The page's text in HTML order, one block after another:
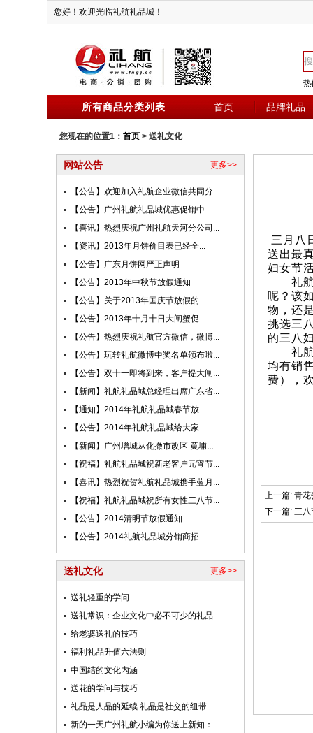
您好！欢迎光临礼航礼品城！
所有商品分类列表 首页 品牌礼品
您现在的位置1： 首页 > 送礼文化
更多>>
网站公告
【公告】欢迎加入礼航企业微信共同分...
【公告】广州礼航礼品城优惠促销中
【喜讯】热烈庆祝广州礼航天河分公司...
【资讯】2013年月饼价目表已经全...
【公告】广东月饼网严正声明
【公告】2013年中秋节放假通知
【公告】关于2013年国庆节放假的...
【公告】2013年十月十日大闸蟹促...
【公告】热烈庆祝礼航官方微信，微博...
【公告】玩转礼航微博中奖名单颁布啦...
【公告】双十一即将到来，客户提大闸...
【新闻】礼航礼品城总经理出席广东省...
【通知】2014年礼航礼品城春节放...
【公告】2014年礼航礼品城给大家...
【新闻】广州增城从化撤市改区 黄埔...
【祝福】礼航礼品城祝新老客户元宵节...
【喜讯】热烈祝贺礼航礼品城携手蓝月...
【祝福】礼航礼品城祝所有女性三八节...
【公告】2014清明节放假通知
【公告】2014礼航礼品城分销商招...
更多>>
送礼文化
送礼轻重的学问
送礼常识：企业文化中必不可少的礼品...
给老婆送礼的技巧
福利礼品升值六法则
中国结的文化内涵
送花的学问与技巧
礼品是人品的延续 礼品是社交的纽带
新的一天广州礼航小编为你送上新知：...
三月八
送出最
妇女节
礼航礼
呢？该
物，还
挑选三
的三八
礼航礼
均有销
费），
上一篇: 青
下一篇: 三八